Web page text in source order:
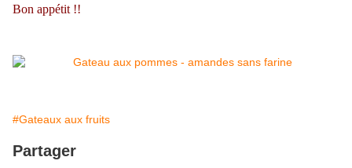
Bon appétit !!
#Gateaux aux fruits
Partager